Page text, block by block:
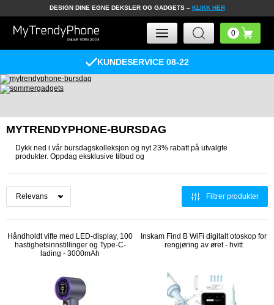
DESIGN DINE EGNE DEKSLER OG GADGETS – KLIKK HER
KUNDESERVICE 08-22
MYTRENDYPHONE-BURSDAG
Dykk ned i vår bursdagskolleksjon og nyt 23% rabatt på utvalgte
produkter. Oppdag eksklusive tilbud og
Filtrer produkter
Håndholdt vifte med LED-display, 100
hastighetsinnstillinger og Type-C-
lading - 3000mAh
Inskam Find B WiFi digitalt otoskop for
rengjøring av øret - hvitt